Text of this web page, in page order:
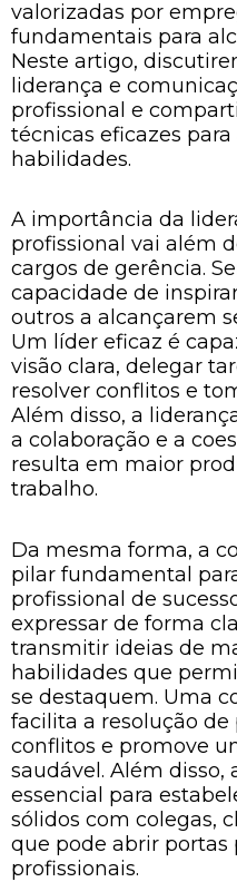
valorizadas por
fundamentais para
Neste artigo,
liderança e
profissional e
técnicas eficazes
habilidades.
A importância da
profissional vai além
cargos de gerência.
capacidade de
outros a alcançarem
Um líder eficaz é
visão clara, delegar
resolver conflitos e
Além disso, a
a colaboração e a
resulta em maior
trabalho.
Da mesma forma, a
pilar fundamental
profissional de
expressar de forma
transmitir ideias de
habilidades que
se destaquem. Uma
facilita a resolução
conflitos e promove
saudável. Além disso,
essencial para
sólidos com colegas,
que pode abrir portas
profissionais.